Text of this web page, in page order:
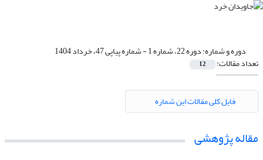
دوره و شماره:دوره 22، شماره 1 - شماره پیاپی 47، خرداد 1404
تعداد مقالات: 12
فایل کلی مقالات این شماره
مقاله پژوهشی